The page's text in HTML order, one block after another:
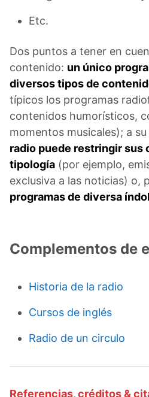
Etc.
Dos puntos a tener en
contenido: un único
diversos tipos de
típicos los programas
contenidos humorísticos,
momentos musicales); a su
radio puede restringir sus
tipología (por ejemplo,
exclusiva a las noticias) o,
programas de diversa
Complementos de
Historia de la radio
Cursos de inglés
Radio de un circulo
Referencias, créditos &